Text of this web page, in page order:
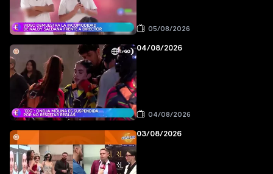
05/08/2026
04/08/2026
04/08/2026
03/08/2026